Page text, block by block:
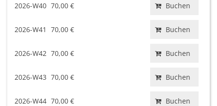
2026-W40 70,00 € Buchen
2026-W41 70,00 € Buchen
2026-W42 70,00 € Buchen
2026-W43 70,00 € Buchen
2026-W44 70,00 € Buchen